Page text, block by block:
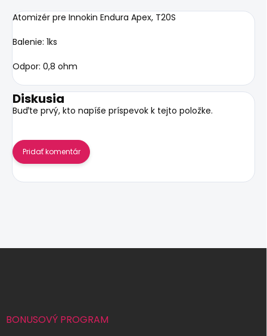
Atomizér pre Innokin Endura Apex, T20S
Balenie: 1ks
Odpor: 0,8 ohm
Diskusia
Buďte prvý, kto napíše príspevok k tejto položke.
Pridať komentár
BONUSOVÝ PROGRAM